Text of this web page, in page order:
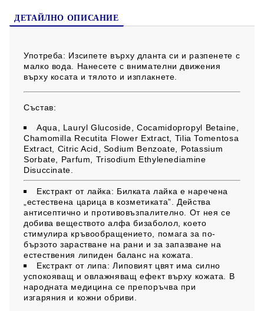
ДЕТАЙЛНО ОПИСАНИЕ
Употреба: Изсипете върху дланта си и разпенете с
малко вода. Нанесете с внимателни движения
върху косата и тялото и изплакнете.
Състав:
Aqua, Lauryl Glucоside, Cocamidopropyl Betaine,
Chamomilla Recutita Flower Extract, Tilia Tomentosa
Extract, Citric Acid, Sodium Benzoate, Potassium
Sorbate, Parfum, Trisodium Ethylenediamine
Disuccinate.
Екстракт от лайка: Билката лайка е наречена
„естествена царица в козметиката”. Действа
антисептично и противовъзпалително. От нея се
добива веществото алфа бизаболол, което
стимулира кръвообращението, помага за по-
бързото зарастване на рани и за запазване на
естествения липиден баланс на кожата.
Екстракт от липа: Липовият цвят има силно
успокояващ и овлажняващ ефект върху кожата. В
народната медицина се препоръчва при
изгаряния и кожни обриви.